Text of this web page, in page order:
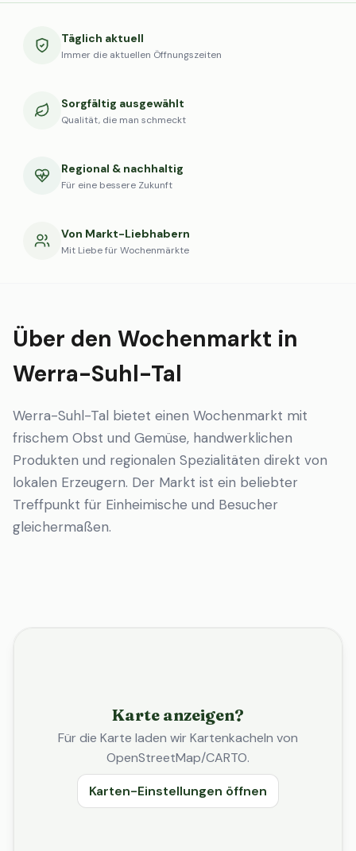
Täglich aktuell
Immer die aktuellen Öffnungszeiten
Sorgfältig ausgewählt
Qualität, die man schmeckt
Regional & nachhaltig
Für eine bessere Zukunft
Von Markt-Liebhabern
Mit Liebe für Wochenmärkte
Über den Wochenmarkt in
Werra-Suhl-Tal
Werra-Suhl-Tal bietet einen Wochenmarkt mit
frischem Obst und Gemüse, handwerklichen
Produkten und regionalen Spezialitäten direkt von
lokalen Erzeugern. Der Markt ist ein beliebter
Treffpunkt für Einheimische und Besucher
gleichermaßen.
Karte anzeigen?
Für die Karte laden wir Kartenkacheln von
OpenStreetMap/CARTO.
Karten-Einstellungen öffnen